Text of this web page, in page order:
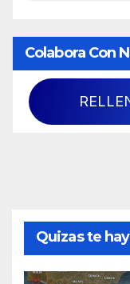
Colabora Con
Quizas te